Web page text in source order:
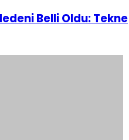
Belli Oldu: Tekne